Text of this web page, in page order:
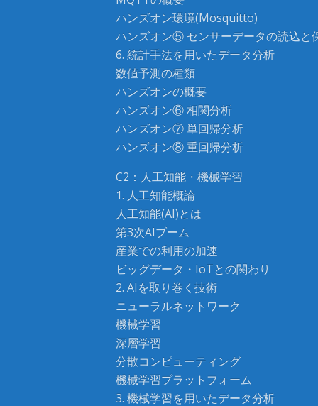
ハンズオン環境(Mosquitto)
ハンズオン⑤ センサーデータの読込と
6. 統計手法を用いたデータ分析
数値予測の種類
ハンズオンの概要
ハンズオン⑥ 相関分析
ハンズオン⑦ 単回帰分析
ハンズオン⑧ 重回帰分析
C2：人工知能・機械学習
1. 人工知能概論
人工知能(AI)とは
第3次AIブーム
産業での利用の加速
ビッグデータ・IoTとの関わり
2. AIを取り巻く技術
ニューラルネットワーク
機械学習
深層学習
分散コンピューティング
機械学習プラットフォーム
3. 機械学習を用いたデータ分析